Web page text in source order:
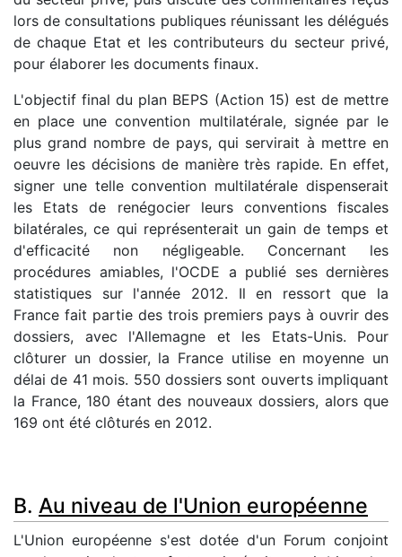
lors de consultations publiques réunissant les délégués
de chaque Etat et les contributeurs du secteur privé,
pour élaborer les documents finaux.
L'objectif final du plan BEPS (Action 15) est de mettre
en place une convention multilatérale, signée par le
plus grand nombre de pays, qui servirait à mettre en
oeuvre les décisions de manière très rapide. En effet,
signer une telle convention multilatérale dispenserait
les Etats de renégocier leurs conventions fiscales
bilatérales, ce qui représenterait un gain de temps et
d'efficacité non négligeable. Concernant les
procédures amiables, l'OCDE a publié ses dernières
statistiques sur l'année 2012. Il en ressort que la
France fait partie des trois premiers pays à ouvrir des
dossiers, avec l'Allemagne et les Etats-Unis. Pour
clôturer un dossier, la France utilise en moyenne un
délai de 41 mois. 550 dossiers sont ouverts impliquant
la France, 180 étant des nouveaux dossiers, alors que
169 ont été clôturés en 2012.
B. Au niveau de l'Union européenne
L'Union européenne s'est dotée d'un Forum conjoint